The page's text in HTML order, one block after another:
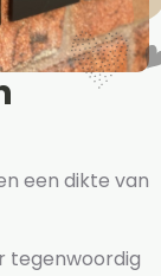
een dikte van
tegenwoordig